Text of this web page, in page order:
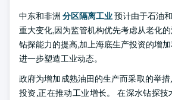
中东和非洲 分区隔离工业预计由于石油
重大变化,因为监管机构优先考虑从老化
钻探能力的提高,加上海底生产投资的增
进一步塑造工业动态。
政府为增加成熟油田的生产而采取的举
投资,正在推动工业增长。 在深水钻探